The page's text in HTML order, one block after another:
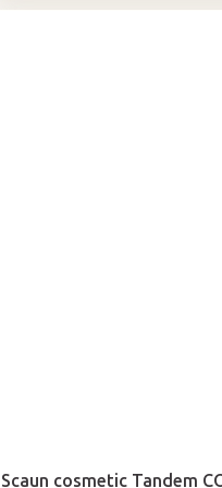
Scaun cosmetic Tandem